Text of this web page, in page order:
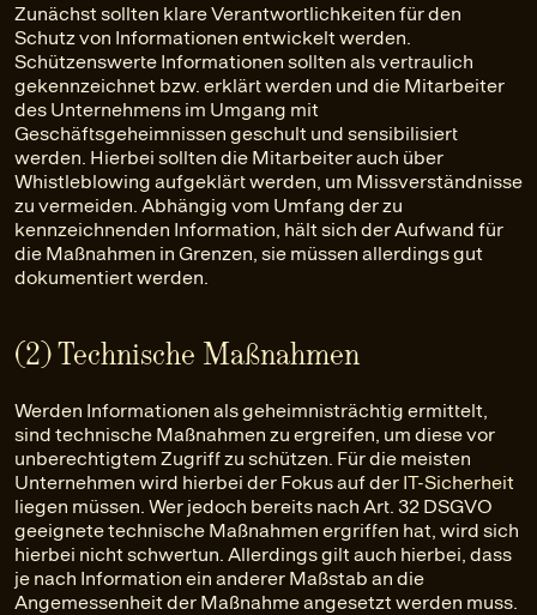
Zunächst sollten klare Verantwortlichkeiten für den
Schutz von Informationen entwickelt werden.
Schützenswerte Informationen sollten als vertraulich
gekennzeichnet bzw. erklärt werden und die Mitarbeiter
des Unternehmens im Umgang mit
Geschäftsgeheimnissen geschult und sensibilisiert
werden. Hierbei sollten die Mitarbeiter auch über
Whistleblowing aufgeklärt werden, um Missverständnisse
zu vermeiden. Abhängig vom Umfang der zu
kennzeichnenden Information, hält sich der Aufwand für
die Maßnahmen in Grenzen, sie müssen allerdings gut
dokumentiert werden.
(2) Technische Maßnahmen
Werden Informationen als geheimnisträchtig ermittelt,
sind technische Maßnahmen zu ergreifen, um diese vor
unberechtigtem Zugriff zu schützen. Für die meisten
Unternehmen wird hierbei der Fokus auf der IT-Sicherheit
liegen müssen. Wer jedoch bereits nach Art. 32 DSGVO
geeignete technische Maßnahmen ergriffen hat, wird sich
hierbei nicht schwertun. Allerdings gilt auch hierbei, dass
je nach Information ein anderer Maßstab an die
Angemessenheit der Maßnahme angesetzt werden muss.